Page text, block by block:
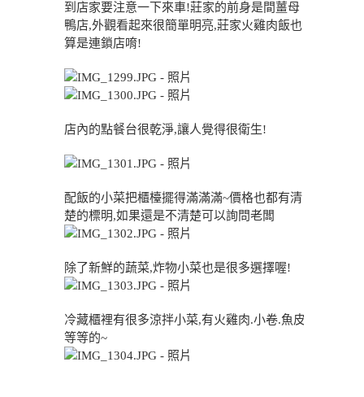
到店家要注意一下來車!莊家的前身是間薑母
鴨店,外觀看起來很簡單明亮,莊家火雞肉飯也
算是連鎖店唷!
店內的點餐台很乾淨,讓人覺得很衛生!
配飯的小菜把櫃檯擺得滿滿滿~價格也都有清
楚的標明,如果還是不清楚可以詢問老闆
除了新鮮的蔬菜,炸物小菜也是很多選擇喔!
冷藏櫃裡有很多涼拌小菜,有火雞肉.小卷.魚皮
等等的~